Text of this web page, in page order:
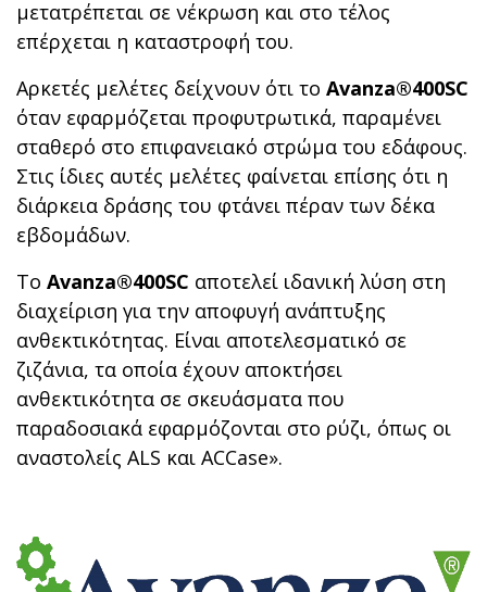
μετατρέπεται σε νέκρωση και στο τέλος
επέρχεται η καταστροφή του.
Αρκετές μελέτες δείχνουν ότι το Avanza®400SC
όταν εφαρμόζεται προφυτρωτικά, παραμένει
σταθερό στο επιφανειακό στρώμα του εδάφους.
Στις ίδιες αυτές μελέτες φαίνεται επίσης ότι η
διάρκεια δράσης του φτάνει πέραν των δέκα
εβδομάδων.
Το Avanza®400SC αποτελεί ιδανική λύση στη
διαχείριση για την αποφυγή ανάπτυξης
ανθεκτικότητας. Είναι αποτελεσματικό σε
ζιζάνια, τα οποία έχουν αποκτήσει
ανθεκτικότητα σε σκευάσματα που
παραδοσιακά εφαρμόζονται στο ρύζι, όπως οι
αναστολείς ALS και ACCase».